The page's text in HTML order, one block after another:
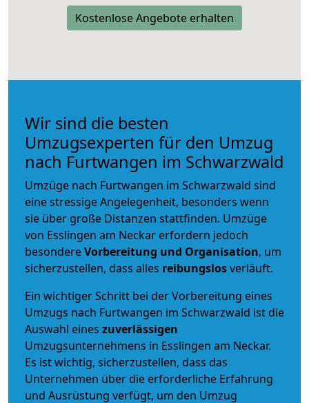
Kostenlose Angebote erhalten
Wir sind die besten
Umzugsexperten für den Umzug
nach Furtwangen im Schwarzwald
Umzüge nach Furtwangen im Schwarzwald sind
eine stressige Angelegenheit, besonders wenn
sie über große Distanzen stattfinden. Umzüge
von Esslingen am Neckar erfordern jedoch
besondereVorbereitung und Organisation, um
sicherzustellen, dass alles reibungslosverläuft.
Ein wichtiger Schritt bei der Vorbereitung eines
Umzugs nach Furtwangen im Schwarzwald ist die
Auswahl eines zuverlässigen
Umzugsunternehmens in Esslingen am Neckar.
Es ist wichtig, sicherzustellen, dass das
Unternehmen über die erforderliche Erfahrung
und Ausrüstung verfügt, um den Umzug